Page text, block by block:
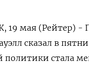
мая (Рейтер) -
сказал в
политики стала